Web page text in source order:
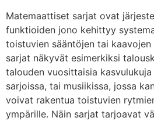
Matemaattiset sarjat ovat
funktioiden jono kehittyy
toistuvien sääntöjen tai kaavojen
sarjat näkyvät esimerkiksi
talouden vuosittaisia
sarjoissa, tai musiikissa, jossa
voivat rakentua toistuvien
ympärille. Näin sarjat tarjoavat